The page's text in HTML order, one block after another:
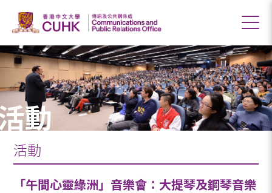
動
活動
「午間心靈綠洲」音樂會：大提琴及鋼琴音樂